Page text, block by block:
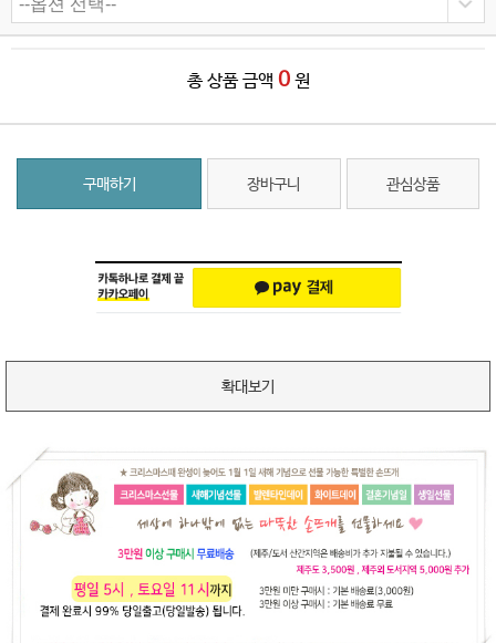
총 상품 금액 0 원
구매하기 장바구니 관심상품
확대보기